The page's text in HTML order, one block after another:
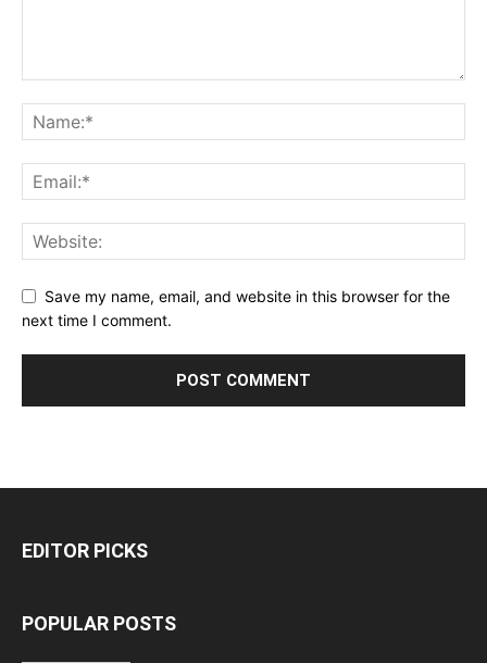
Save my name, email, and website in this browser for the
next time I comment.
EDITOR PICKS
POPULAR POSTS